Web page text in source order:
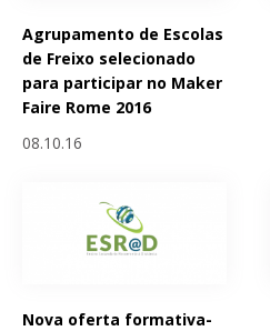
Agrupamento de Escolas
de Freixo selecionado
para participar no Maker
Faire Rome 2016
08.10.16
Nova oferta formativa-